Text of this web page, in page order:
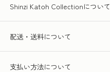
Shinzi Katoh Collectionについて
配送・送料について
支払い方法について